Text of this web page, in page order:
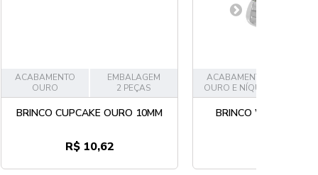
ACABAMENTO
OURO
EMBALAGEM
2 PEÇAS
BRINCO CUPCAKE OURO 10MM
R$ 10,62
ACABAMENTO
OURO E NÍQUEL
BRINCO WAVE